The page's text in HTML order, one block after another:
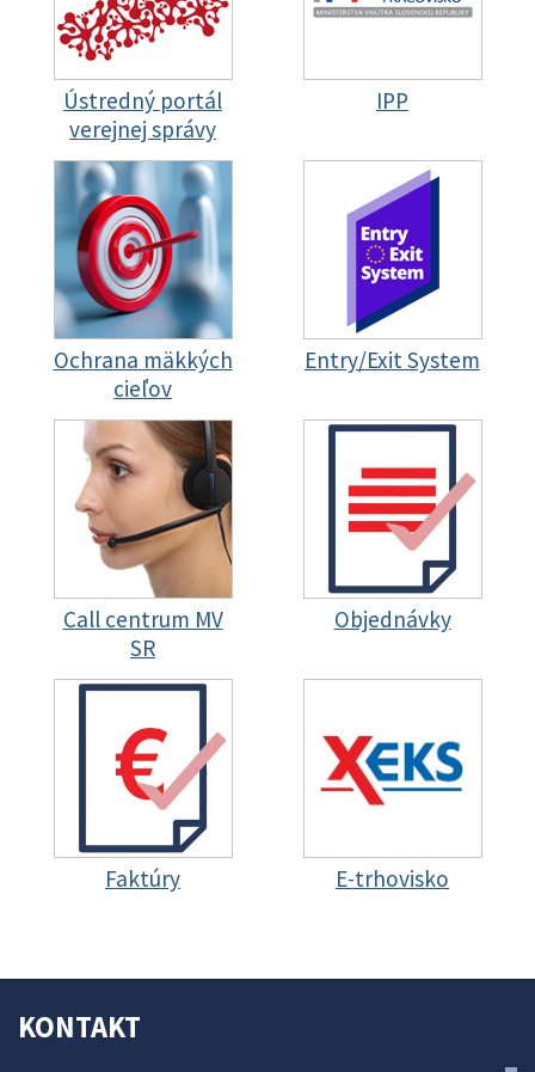
Ústredný portál
verejnej správy
IPP
Ochrana mäkkých
cieľov
Entry/Exit System
Call centrum MV
SR
Objednávky
Faktúry E-trhovisko
KONTAKT